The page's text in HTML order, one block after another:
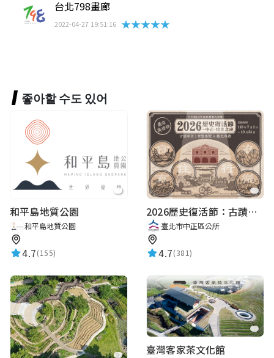
台北798畫廊
2022-04-27 19:51:16 ★★★★★
좋아할 수도 있어
和平島地質公園
和平島地質公園
4.7(155)
2026歷史復活節：古蹟尋章 | 智慧導覽 × 拾光尋禮
臺北市中正區公所
4.7(381)
臺灣客家茶文化館